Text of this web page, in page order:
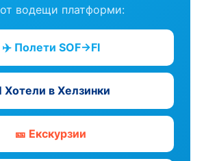
водещи платформи:
✈️ Полети SOF→FI
Хотели в Хелзинки
🎫 Екскурзии